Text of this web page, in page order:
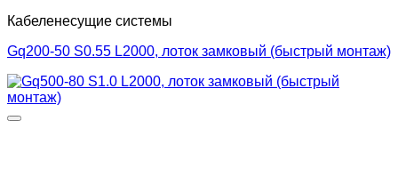
Кабеленесущие системы
Gq200-50 S0.55 L2000, лоток замковый (быстрый монтаж)